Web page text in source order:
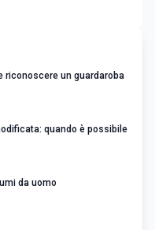
riconoscere un guardaroba
quando è possibile
da uomo